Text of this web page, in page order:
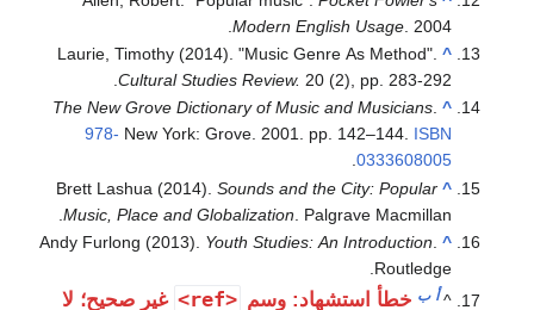
Modern English Usage . 2004.
^
Laurie, Timothy (2014). "Music Genre As Method".
Cultural Studies Review. 20 (2), pp. 283-292.
^
The New Grove Dictionary of Music and Musicians.
New York: Grove. 2001. pp. 142–144. ISBN
978-
0333608005
.
^
Brett Lashua (2014).Sounds and the City: Popular
Music, Place and Globalization . Palgrave Macmillan.
^
Andy Furlong (2013). Youth Studies: An Introduction.
Routledge.
^أ ب خطأ استشهاد: وسم <ref> غير صحيح؛ لا